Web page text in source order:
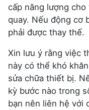
cấp năng lượng
quay. Nếu động cơ
phải được thay thế.
Xin lưu ý rằng việc
này có thể khó
sửa chữa thiết bị.
kỳ bước nào trong
bạn nên liên hệ với